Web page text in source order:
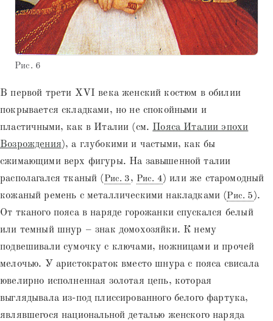
Рис. 6
В первой трети XVI века женский костюм в обилии
покрывается складками, но не спокойными и
пластичными, как в Италии (см. Пояса Италии эпохи
Возрождения), а глубокими и частыми, как бы
сжимающими верх фигуры. На завышенной талии
располагался тканый (Рис. 3, Рис. 4) или же старомодный
кожаный ремень с металлическими накладками (Рис. 5 ).
От тканого пояса в наряде горожанки спускался белый
или темный шнур – знак домохозяйки. К нему
подвешивали сумочку с ключами, ножницами и прочей
мелочью. У аристократок вместо шнура с пояса свисала
ювелирно исполненная золотая цепь, которая
выглядывала из-под плиссированного белого фартука,
являвшегося национальной деталью женского наряда